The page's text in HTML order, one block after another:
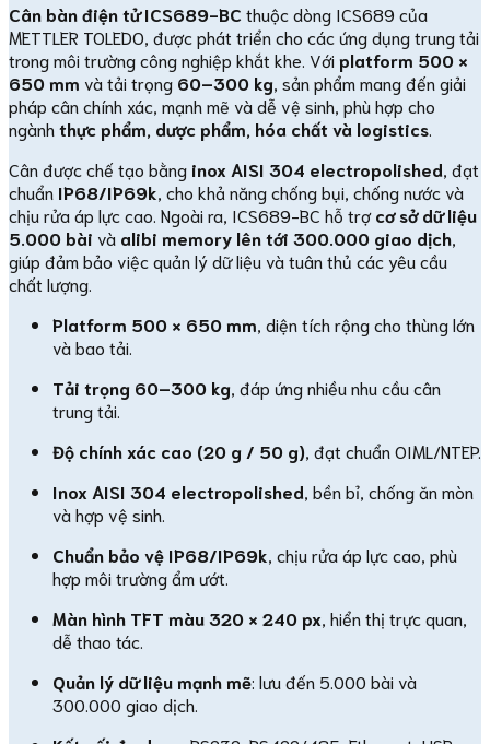
Cân bàn điện tử ICS689-BC thuộc dòng ICS689 của
METTLER TOLEDO, được phát triển cho các ứng dụng trung tải
trong môi trường công nghiệp khắt khe. Với platform 500 ×
650 mm và tải trọng 60–300 kg , sản phẩm mang đến giải
pháp cân chính xác, mạnh mẽ và dễ vệ sinh, phù hợp cho
ngành thực phẩm, dược phẩm, hóa chất và logistics
Cân được chế tạo bằng inox AISI 304 electropolished , đạt
chuẩn IP68/IP69k , cho khả năng chống bụi, chống nước và
chịu rửa áp lực cao. Ngoài ra, ICS689-BC hỗ trợcơ sở dữ liệu
5.000 bài và alibi memory lên tới 300.000 giao dịch
giúp đảm bảo việc quản lý dữ liệu và tuân thủ các yêu cầu
chất lượng.
Platform 500 × 650 mm , diện tích rộng cho thùng lớn
và bao tải.
Tải trọng 60–300 kg , đáp ứng nhiều nhu cầu cân
trung tải.
Độ chính xác cao (20 g / 50 g) , đạt chuẩn OIML/NTEP.
Inox AISI 304 electropolished , bền bỉ, chống ăn mòn
và hợp vệ sinh.
Chuẩn bảo vệ IP68/IP69k , chịu rửa áp lực cao, phù
hợp môi trường ẩm ướt.
Màn hình TFT màu 320 × 240 px , hiển thị trực quan,
dễ thao tác.
Quản lý dữ liệu mạnh mẽ: lưu đến 5.000 bài và
300.000 giao dịch.